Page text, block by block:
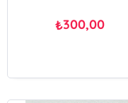
₺300,00